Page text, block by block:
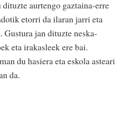
aurtengo gaztaina-erre
etorri da ilaran jarri eta
Gustura jan dituzte neska-
eta irakasleek ere bai.
du hasiera eta eskola asteari
da.